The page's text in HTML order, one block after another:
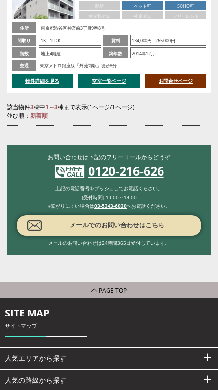
駅近
ペット可
SOHO可
仲介料ゼロ
礼金ゼロ
フリーレント
住所
東京都渋谷区神宮前3丁目9番8号
間取り
1K - 1LDK 賃料
134,000円 - 265,000円
階数
地上4階建 築年数
2014年12月
交通
東京メトロ銀座線「外苑前駅」徒歩8分
物件詳細を見る 空室一覧ページ お問合せページ
該当物件3棟中1～3棟まで表示(1ページ/1ページ)
並び順： 新着順
お問い合わせは下記のフリーコールからどうぞ
0120-216-626
上記の電話番号をプッシュしてお電話ください。
[受付時間] 10:00～19:00
※繋がりにくい場合は03-5343-6030へお電話ください。
メールでのお問い合わせはこちら
メールのお問い合わせは24時間365日受付しています。
PAGE TOP
SITE MAP
サイトマップ
人気エリアから探す
人気の路線から探す